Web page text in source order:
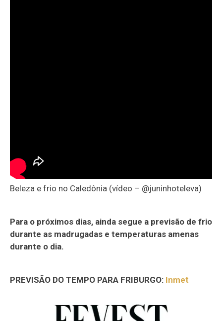
Beleza e frio no Caledônia (vídeo – @juninhoteleva)
Para o próximos dias, ainda segue a previsão de frio
durante as madrugadas e temperaturas amenas
durante o dia.
PREVISÃO DO TEMPO PARA FRIBURGO: Inmet